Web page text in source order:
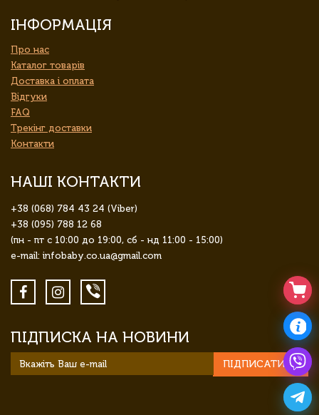
ІНФОРМАЦІЯ
Про нас
Каталог товарів
Доставка і оплата
Відгуки
FAQ
Трекінг доставки
Контакти
НАШІ КОНТАКТИ
+38 (068) 784 43 24 (Viber)
+38 (095) 788 12 68
(пн - пт с 10:00 до 19:00, сб - нд 11:00 - 15:00)
e-mail: infobaby.co.ua@gmail.com
ПІДПИСКА НА НОВИНИ
ПІДПИСАТИСЯ